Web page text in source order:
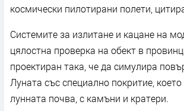
космически пилотирани полети,
Системите за излитане и кацане на
цялостна проверка на обект в
проектиран така, че да симулира
Луната със специално покритие,
лунната почва, с камъни и кратери.